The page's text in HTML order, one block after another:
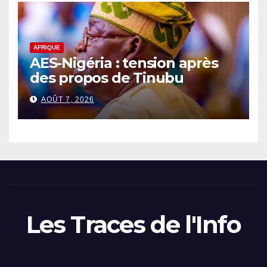
AFRIQUE
AES-Nigéria : tension après
des propos de Tinubu
AOÛT 7, 2026
Les Traces de l'Info